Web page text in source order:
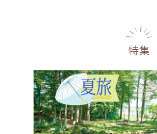
名所・旧跡 温泉・スパ
特集